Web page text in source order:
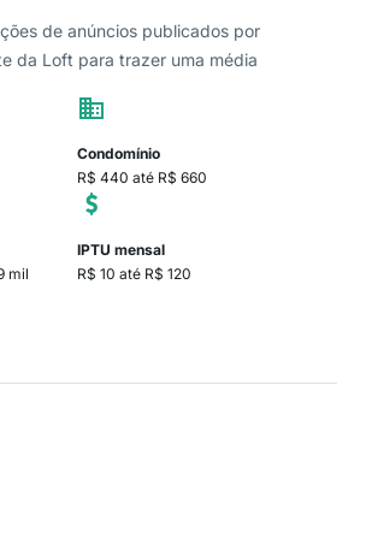
de anúncios publicados por
da Loft para trazer uma média
Condomínio
R$ 440 até R$ 660
mil
IPTU mensal
R$ 10 até R$ 120